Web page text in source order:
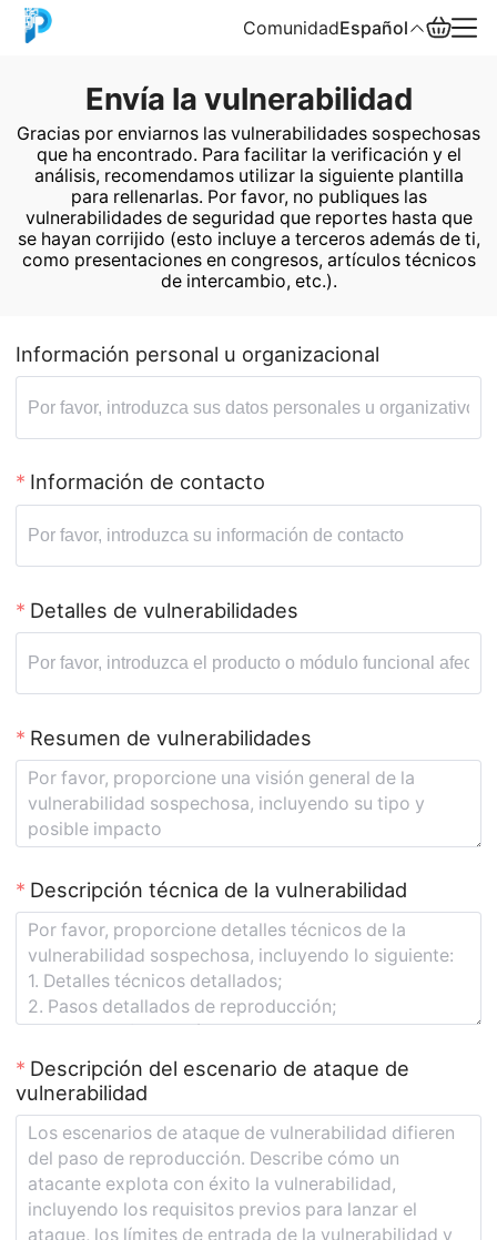
ComunidadEspañol
Envía la vulnerabilidad
Gracias por enviarnos las vulnerabilidades sospechosas
que ha encontrado. Para facilitar la verificación y el
análisis, recomendamos utilizar la siguiente plantilla
para rellenarlas. Por favor, no publiques las
vulnerabilidades de seguridad que reportes hasta que
se hayan corrijido (esto incluye a terceros además de ti,
como presentaciones en congresos, artículos técnicos
de intercambio, etc.).
Información personal u organizacional
Información de contacto
Detalles de vulnerabilidades
Resumen de vulnerabilidades
Descripción técnica de la vulnerabilidad
Descripción del escenario de ataque de
vulnerabilidad
English
中文
Español
Русский